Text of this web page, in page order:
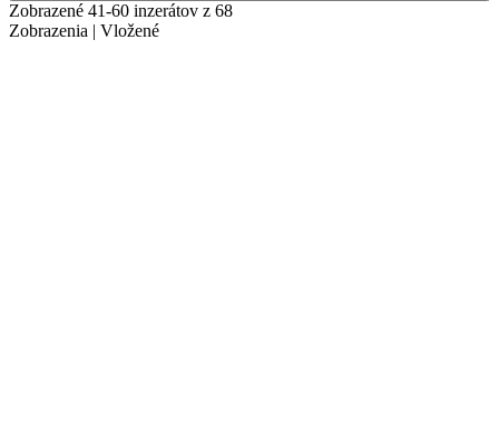
Zobrazené 41-60 inzerátov z 68
Zobrazenia | Vložené